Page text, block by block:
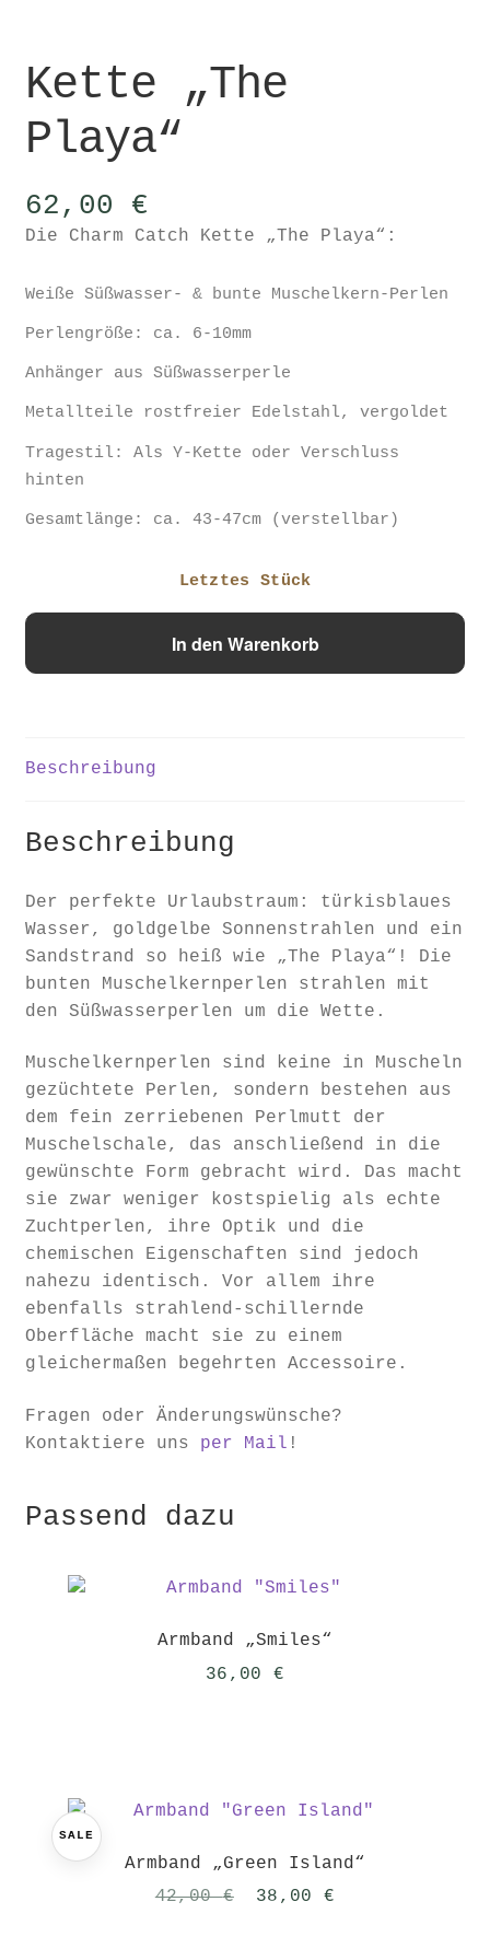
Kette „The
Playa“
62,00 €
Die Charm Catch Kette „The Playa“:
Weiße Süßwasser- & bunte Muschelkern-Perlen
Perlengröße: ca. 6-10mm
Anhänger aus Süßwasserperle
Metallteile rostfreier Edelstahl, vergoldet
Tragestil: Als Y-Kette oder Verschluss
hinten
Gesamtlänge: ca. 43-47cm (verstellbar)
Letztes Stück
Kette
Playa"
In den Warenkorb
Beschreibung
Beschreibung
Der perfekte Urlaubstraum: türkisblaues
Wasser, goldgelbe Sonnenstrahlen und ein
Sandstrand so heiß wie „The Playa“! Die
bunten Muschelkernperlen strahlen mit
den Süßwasserperlen um die Wette.
Muschelkernperlen sind keine in Muscheln
gezüchtete Perlen, sondern bestehen aus
dem fein zerriebenen Perlmutt der
Muschelschale, das anschließend in die
gewünschte Form gebracht wird. Das macht
sie zwar weniger kostspielig als echte
Zuchtperlen, ihre Optik und die
chemischen Eigenschaften sind jedoch
nahezu identisch. Vor allem ihre
ebenfalls strahlend-schillernde
Oberfläche macht sie zu einem
gleichermaßen begehrten Accessoire.
Fragen oder Änderungswünsche?
Kontaktiere uns per Mail !
Passend dazu
Armband „Smiles“
36,00 €
SALE
Armband „Green Island“
42,00€
Ursprünglicher
38,00 €